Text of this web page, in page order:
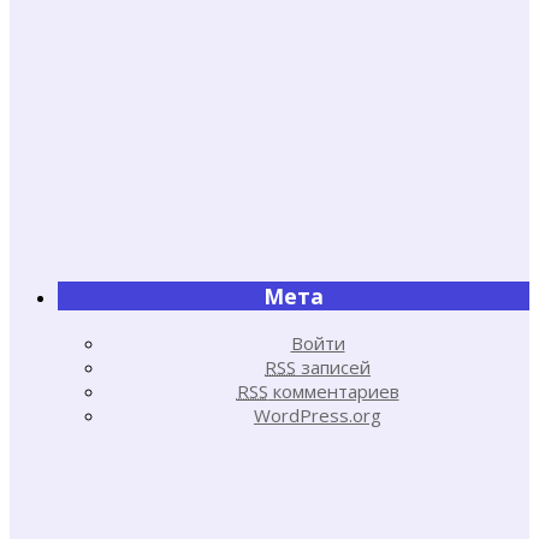
Мета
Войти
RSS записей
RSS комментариев
WordPress.org